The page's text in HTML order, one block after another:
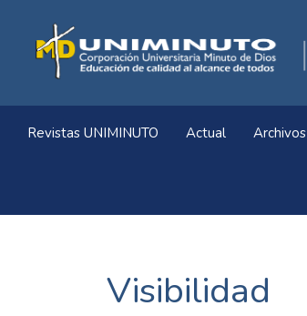
principal
Contenido
principal
Barra
lateral
Revistas UNIMINUTO Actual Archivos
Visibilidad